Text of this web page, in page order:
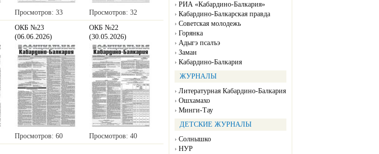
РИА «Кабардино-Балкария»
Кабардино-Балкарская правда
Советская молодежь
Горянка
Адыгэ псалъэ
Заман
Кабардино-Балкария
ЖУРНАЛЫ
Литературная Кабардино-Балкария
Ошхамахо
Минги-Тау
ДЕТСКИЕ ЖУРНАЛЫ
Солнышко
НУР
Просмотров: 33
Просмотров: 32
ОКБ №23
(06.06.2026)
Просмотров: 60
ОКБ №22
(30.05.2026)
Просмотров: 40